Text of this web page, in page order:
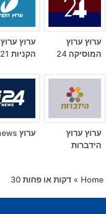
ערוץ ערוץ
המוסיקה 24
ערוץ ערוץ
הקניות 21
ערוץ ערוץ
הידברות
ערוץ 24news
Home
» דקות או פחות ‎30